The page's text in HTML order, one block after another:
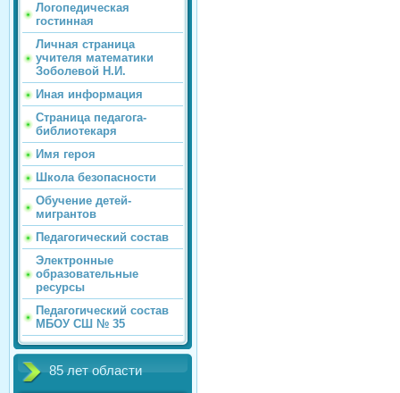
Логопедическая
гостинная
Личная страница
учителя математики
Зоболевой Н.И.
Иная информация
Страница педагога-
библиотекаря
Имя героя
Школа безопасности
Обучение детей-
мигрантов
Педагогический состав
Электронные
образовательные
ресурсы
Педагогический состав
МБОУ СШ № 35
85 лет области